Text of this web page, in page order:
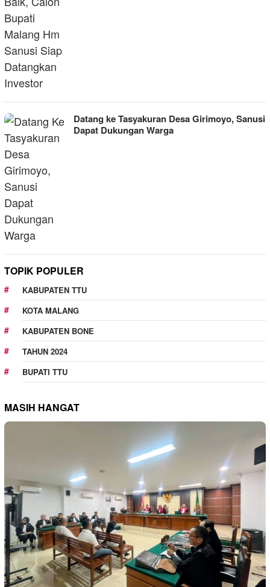
Datang ke Tasyakuran Desa Girimoyo, Sanusi
Dapat Dukungan Warga
TOPIK POPULER
KABUPATEN TTU
KOTA MALANG
KABUPATEN BONE
TAHUN 2024
BUPATI TTU
MASIH HANGAT